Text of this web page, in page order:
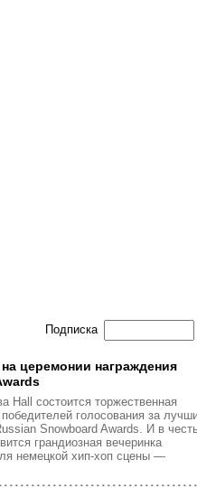
Подписка
церемонии награждения
Hall состоится торжественная
голосования за
Snowboard Awards. И в
грандиозная вечеринка
немецкой хип-хоп сцены —